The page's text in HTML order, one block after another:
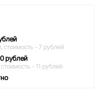
стоимость - 7 рублей
рублей
стоимость - 11 рублей